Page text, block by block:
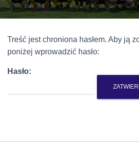
Treść jest chroniona hasłem. Aby ją
poniżej wprowadzić hasło:
Hasło: